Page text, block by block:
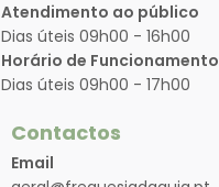
Atendimento ao público
Dias úteis 09h00 - 16h00
Horário de Funcionamento
Dias úteis 09h00 - 17h00
Contactos
Email